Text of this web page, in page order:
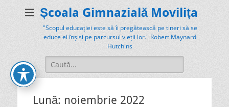
Școala Gimnazială Movilița
"Scopul educației este să îi pregătească pe tineri să se
educe ei înșiși pe parcursul vieții lor." Robert Maynard
Hutchins
Search
for:
Lună: noiembrie 2022